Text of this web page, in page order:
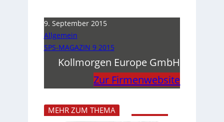
9. September 2015
Allgemein
SPS-MAGAZIN 9 2015
Kollmorgen Europe GmbH
Zur Firmenwebsite
MEHR ZUM THEMA